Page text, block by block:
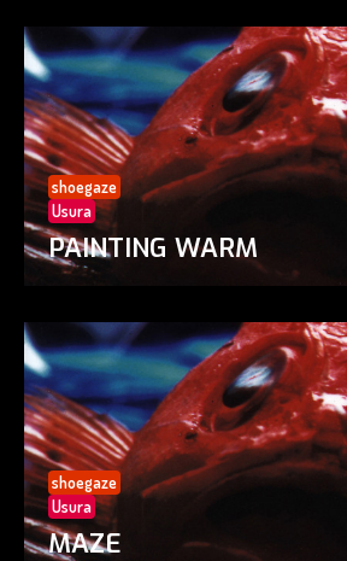
shoegaze
Usura
PAINTING WARM
shoegaze
Usura
MAZE